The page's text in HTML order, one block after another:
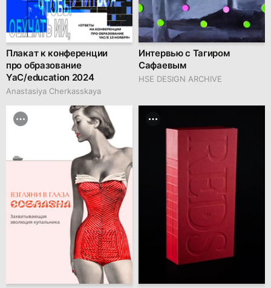
Плакат к конференции
про образование
YaC/education 2024
Anastasiya Cherkasskaya
Интервью с Тагиром
Сафаевым
HSE DESIGN ARCHIVE